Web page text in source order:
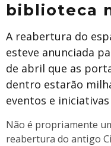
biblioteca
A reabertura do
esteve anunciada
de abril que as
dentro estarão
eventos e
Não é propriamente
reabertura do antigo